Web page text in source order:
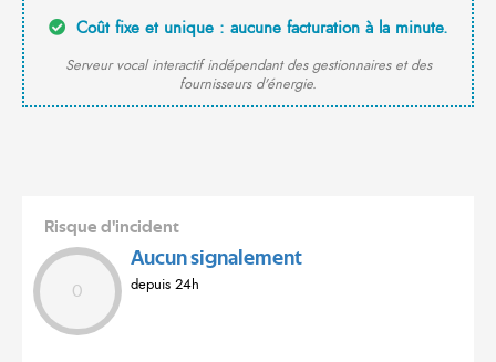
Coût fixe et unique : aucune facturation à la minute.
Serveur vocal interactif indépendant des gestionnaires et des
fournisseurs d'énergie.
Risque d'incident
0
Aucun signalement
depuis 24h